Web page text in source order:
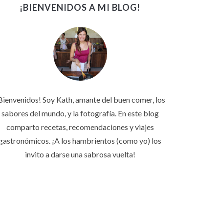
¡BIENVENIDOS A MI BLOG!
Soy Kath, amante del buen comer, los
sabores del mundo, y la fotografía. En este blog
comparto recetas, recomendaciones y viajes
¡A los hambrientos (como yo) los
invito a darse una sabrosa vuelta!